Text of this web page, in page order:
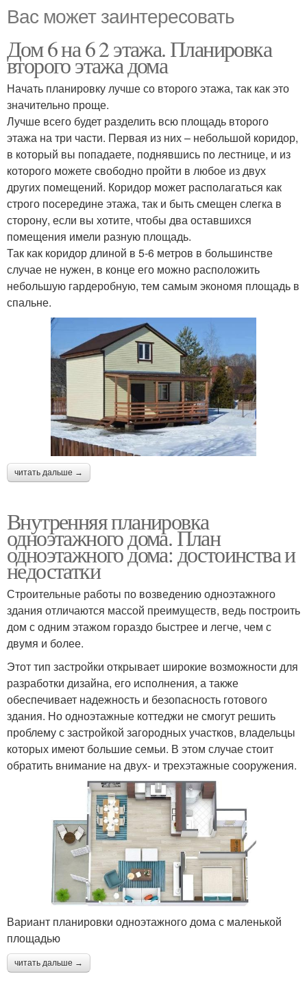
Вас может заинтересовать
Дом 6 на 6 2 этажа. Планировка
второго этажа дома
Начать планировку лучше со второго этажа, так как это
значительно проще.
Лучше всего будет разделить всю площадь второго
этажа на три части. Первая из них – небольшой коридор,
в который вы попадаете, поднявшись по лестнице, и из
которого можете свободно пройти в любое из двух
других помещений. Коридор может располагаться как
строго посередине этажа, так и быть смещен слегка в
сторону, если вы хотите, чтобы два оставшихся
помещения имели разную площадь.
Так как коридор длиной в 5-6 метров в большинстве
случае не нужен, в конце его можно расположить
небольшую гардеробную, тем самым экономя площадь в
спальне.
читать дальше →
Внутренняя планировка
одноэтажного дома. План
одноэтажного дома: достоинства и
недостатки
Строительные работы по возведению одноэтажного
здания отличаются массой преимуществ, ведь построить
дом с одним этажом гораздо быстрее и легче, чем с
двумя и более.
Этот тип застройки открывает широкие возможности для
разработки дизайна, его исполнения, а также
обеспечивает надежность и безопасность готового
здания. Но одноэтажные коттеджи не смогут решить
проблему с застройкой загородных участков, владельцы
которых имеют большие семьи. В этом случае стоит
обратить внимание на двух- и трехэтажные сооружения.
Вариант планировки одноэтажного дома с маленькой
площадью
читать дальше →